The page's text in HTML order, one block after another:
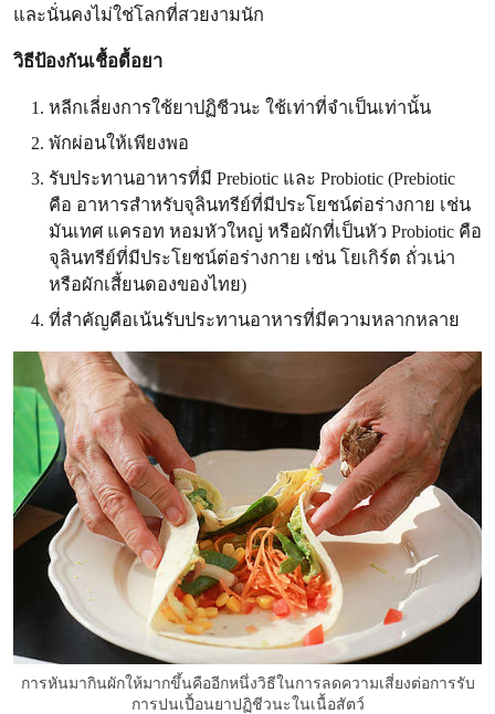
และนั่นคงไม่ใช่โลกที่สวยงามนัก
วิธีป้องกันเชื้อดื้อยา
หลีกเลี่ยงการใช้ยาปฏิชีวนะ ใช้เท่าที่จำเป็นเท่านั้น
พักผ่อนให้เพียงพอ
รับประทานอาหารที่มี Prebiotic และ Probiotic (Prebiotic
คือ อาหารสำหรับจุลินทรีย์ที่มีประโยชน์ต่อร่างกาย เช่น
มันเทศ แครอท หอมหัวใหญ่ หรือผักที่เป็นหัว Probiotic คือ
จุลินทรีย์ที่มีประโยชน์ต่อร่างกาย เช่น โยเกิร์ต ถั่วเน่า
หรือผักเสี้ยนดองของไทย)
ที่สำคัญคือเน้นรับประทานอาหารที่มีความหลากหลาย
การหันมากินผักให้มากขึ้นคืออีกหนึ่งวิธีในการลดความเสี่ยงต่อการรับ
การปนเปื้อนยาปฏิชีวนะในเนื้อสัตว์